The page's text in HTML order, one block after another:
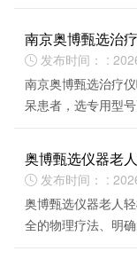
南京奥博甄选治
 发布时间： :
南京奥博甄选治疗
呆患者，选专用型
奥博甄选仪器老
 发布时间： :
奥博甄选仪器老人
全的物理疗法、明